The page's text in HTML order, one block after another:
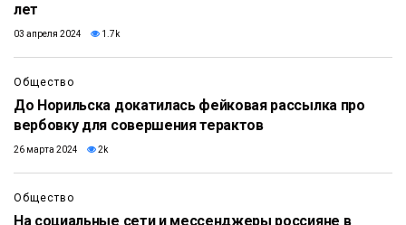
лет
03 апреля 2024 1.7k
Общество
До Норильска докатилась фейковая рассылка про
вербовку для совершения терактов
26 марта 2024 2k
Общество
На социальные сети и мессенджеры россияне в